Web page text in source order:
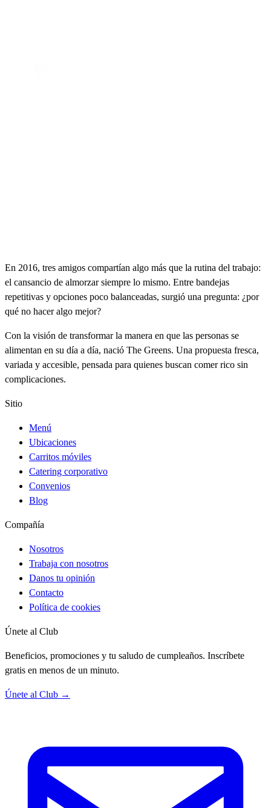
En 2016, tres amigos compartían algo más que la rutina del trabajo:
el cansancio de almorzar siempre lo mismo. Entre bandejas
repetitivas y opciones poco balanceadas, surgió una pregunta: ¿por
qué no hacer algo mejor?
Con la visión de transformar la manera en que las personas se
alimentan en su día a día, nació The Greens. Una propuesta fresca,
variada y accesible, pensada para quienes buscan comer rico sin
complicaciones.
Sitio
Menú
Ubicaciones
Carritos móviles
Catering corporativo
Convenios
Blog
Compañía
Nosotros
Trabaja con nosotros
Danos tu opinión
Contacto
Política de cookies
Únete al Club
Beneficios, promociones y tu saludo de cumpleaños. Inscríbete
gratis en menos de un minuto.
Únete al Club →